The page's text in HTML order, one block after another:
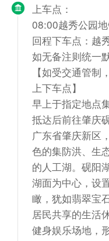
上车点：
08:00越秀公园
回程下车点：越
如无备注则统一
【如受交通管
上下车点】
早上于指定地点
抵达后前往肇庆
广东省肇庆新区
色的集防洪、生
的人工湖。砚阳
湖面为中心，设
瞰，犹如翡翠宝
居民共享的生活
健身娱乐场地，